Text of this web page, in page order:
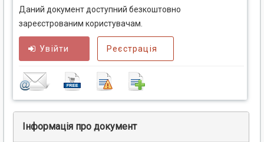
Даний документ доступний безкоштовно
зареєстрованим користувачам.
Увійти Реєстрація
Інформація про документ